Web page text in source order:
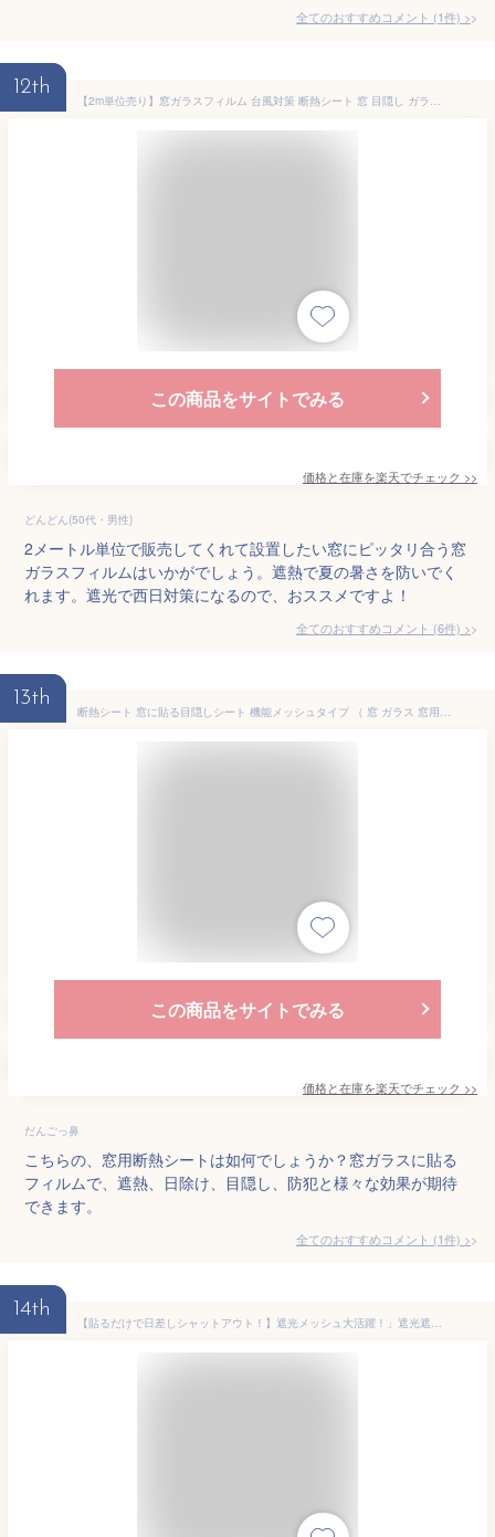
全てのおすすめコメント (1件) >
12th
【2m単位売り】窓ガラスフィルム 台風対策 断熱シート 窓 目隠し ガラスフィルム マジックミラー フィルム 防犯対策 外から見えない 窓 目隠し フィルム UVカット 紫外線カット 断熱 遮光 遮熱 飛散防止 はがせる 窓用フィルム 西日対策 結露防止 日よけ 窓シート 賃貸 9柄
この商品をサイトでみる
価格と在庫を楽天でチェック >>
どんどん(50代・男性)
2メートル単位で販売してくれて設置したい窓にピッタリ合う窓
ガラスフィルムはいかがでしょう。遮熱で夏の暑さを防いでく
れます。遮光で西日対策になるので、おススメですよ！
全てのおすすめコメント (6件) >
13th
断熱シート 窓に貼る目隠しシート 機能メッシュタイプ （ 窓 ガラス 窓用 遮光シート 遮熱シート 日除け 日よけ 目隠し 室内用 断熱効果 日差し 遮光 遮熱 省エネ 冷房 紫外線カット UVカット 防犯 ガラスに貼るフィルム ）【3980円以上送料無料】
この商品をサイトでみる
価格と在庫を楽天でチェック >>
だんごっ鼻
こちらの、窓用断熱シートは如何でしょうか？窓ガラスに貼る
フィルムで、遮熱、日除け、目隠し、防犯と様々な効果が期待
できます。
全てのおすすめコメント (1件) >
14th
【貼るだけで日差しシャットアウト！】遮光メッシュ大活躍！」遮光遮熱メッシュ 両面テープ 2枚 窓 網戸 目隠し メッシュ 遮熱シート シェード スクリーン 遮光 遮熱フィルム 遮熱カーテン 窓ガラス 日除け 日よけ 節電 視線カット 省エネ UVカット 紫外線カット